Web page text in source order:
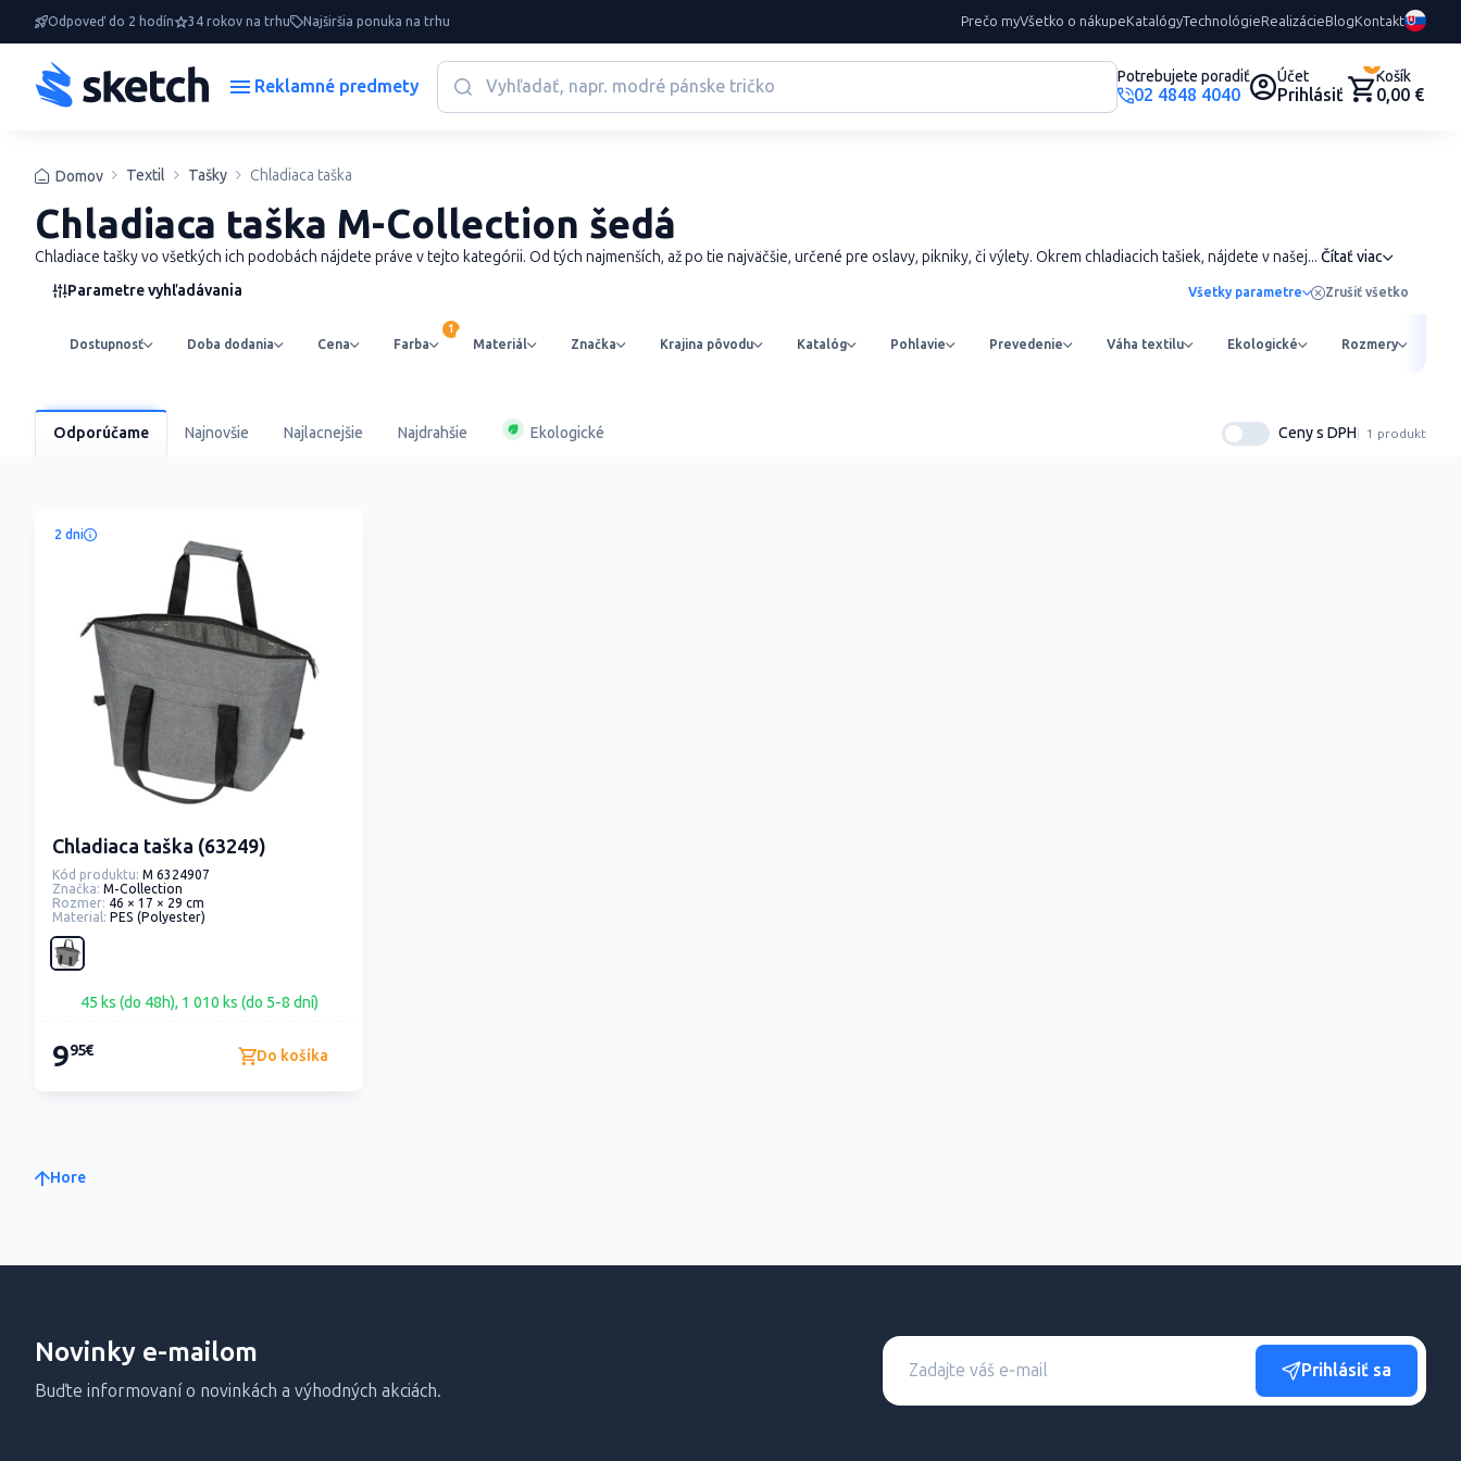
Odpoveď do 2 hodín 34 rokov na trhu Najširšia ponuka na trhu Prečo myVšetko o nákupeKatalógyTechnológieRealizácieBlogKontakt
Reklamné predmety Potrebujete poradiť
02 4848 4040
Účet
Prihlásiť
0
Košík
0,00 €
Domov Textil Tašky Chladiaca taška
Chladiaca taška M-Collection šedá
Chladiace tašky vo všetkých ich podobách nájdete práve v tejto kategórii. Od tých najmenších, až po tie najväčšie, určené pre oslavy, pikniky, či výlety. Okrem chladiacich tašiek, nájdete v našej... Čítať viac
Parametre vyhľadávania
Všetky parametre Zrušiť všetko
Dostupnosť Doba dodania Cena Farba Materiál Značka Krajina pôvodu Katalóg Pohlavie Prevedenie Váha textilu Ekologické Rozmery
Odporúčame Najnovšie Najlacnejšie Najdrahšie Ekologické Ceny s DPH 1 produkt
2 dni
Chladiaca taška (63249)
Kód produktu: M 6324907
Značka: M-Collection
Rozmer: 46 × 17 × 29 cm
Material: PES (Polyester)
45 ks (do 48h), 1 010 ks (do 5-8 dní)
995€ Do košíka
Hore
Novinky e-mailom
Buďte informovaní o novinkách a výhodných akciách.
Prihlásiť sa